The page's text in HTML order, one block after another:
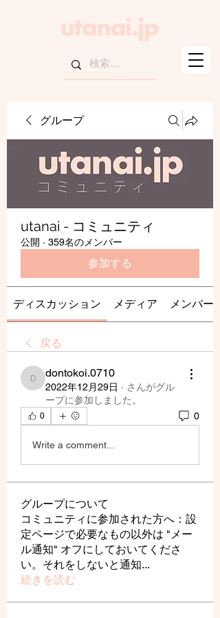
グループ
utanai - コミュニティ
公開 · 359名のメンバー
参加する
ディスカッション メディア メンバー
戻る
dontokoi.0710
dontokoi.0710
2022年12月29日 · さんがグル
ープに参加しました。
0 0
Write a comment...
グループについて
コミュニティに参加された方へ：設
定ページで必要なもの以外は "メー
ル通知" オフにしておいてくださ
い。それをしないと通知...
続きを読む